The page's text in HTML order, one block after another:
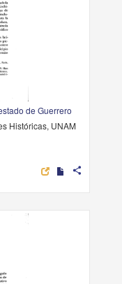
de Guerrero
Históricas, UNAM
share